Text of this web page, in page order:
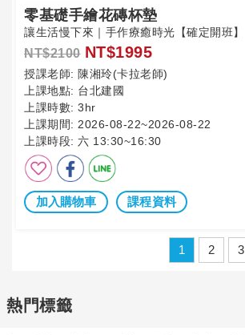
零基礎手繪花磚杯墊
讓生活慢下來｜手作療癒時光【確定開班】
NT$2100 NT$1995
授課老師: 陳湘玲(卡拉老師)
上課地點: 台北建國
上課時數: 3hr
上課期間: 2026-08-22~2026-08-22
上課時段: 六 13:30~16:30
加入購物車 課程資料
1 2 3
熱門標籤